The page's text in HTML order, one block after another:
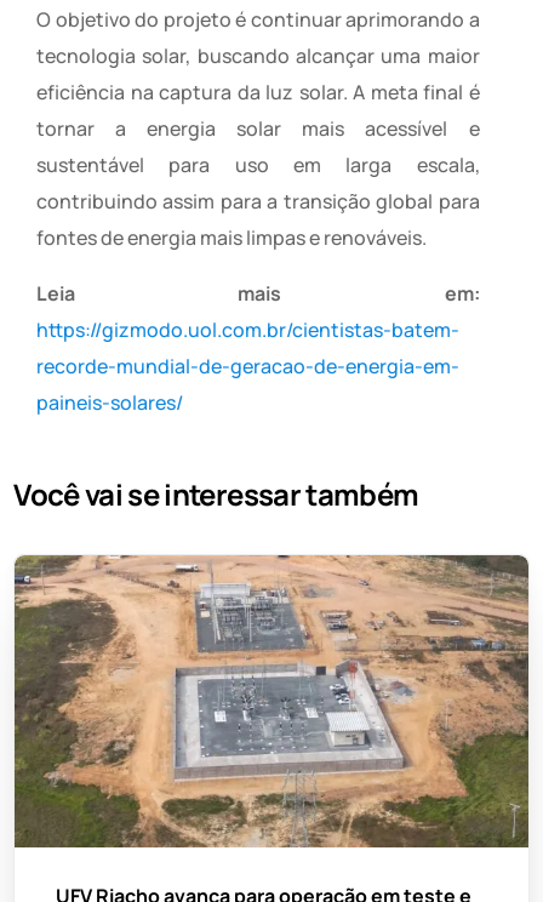
O objetivo do projeto é continuar aprimorando a
tecnologia solar, buscando alcançar uma maior
eficiência na captura da luz solar. A meta final é
tornar a energia solar mais acessível e
sustentável para uso em larga escala,
contribuindo assim para a transição global para
fontes de energia mais limpas e renováveis.
Leia mais em:
https://gizmodo.uol.com.br/cientistas-batem-
recorde-mundial-de-geracao-de-energia-em-
paineis-solares/
Você vai se interessar também
UFV Riacho avança para operação em teste e